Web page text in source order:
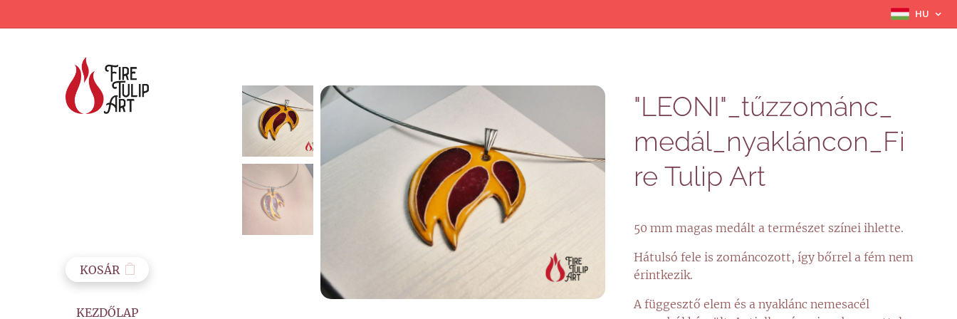
HU
KOSÁR
KEZDŐLAP
"LEONI"_tűzzománc_
medál_nyakláncon_Fi
re Tulip Art
50 mm magas medált a természet színei ihlette.
Hátulsó fele is zománcozott, így bőrrel a fém nem
érintkezik.
A függesztő elem és a nyaklánc nemesacél